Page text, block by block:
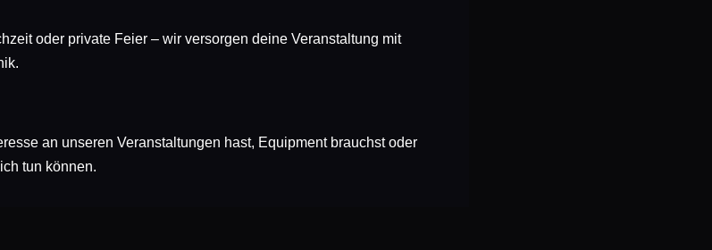
oder private Feier – wir versorgen deine Veranstaltung mit
an unseren Veranstaltungen hast, Equipment brauchst oder
tun können.